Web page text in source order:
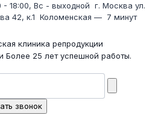
18:00, Вс - выходной г. Москва ул.
42, к.1 Коломенская — 7 минут
клиника репродукции
Более 25 лет успешной работы.
звонок